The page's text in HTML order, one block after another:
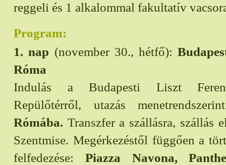
reggeli és 1 alkalommal fakultatív
Program:
1. nap (november 30., hétfő):
Róma
Indulás a Budapesti Liszt
Repülőtérről, utazás
Rómába. Transzfer a szállásra, szállás
Szentmise. Megérkezéstől függően a
felfedezése: Piazza Navona,